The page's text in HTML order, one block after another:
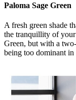
Paloma Sage Green​
A fresh green shade
the tranquillity of
Green, but with a
being too dominant